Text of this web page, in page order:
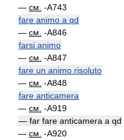
— см. -A743
fare animo a qd
— см. -A846
farsi animo
— см. -A847
fare un animo risoluto
— см. -A848
fare anticamera
— см. -A919
— far fare anticamera a qd
— см. -A920